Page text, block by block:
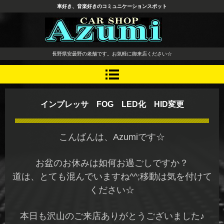
長野県 安曇野市 タイヤ ホ
イール デッドニング カーオ
ーディオ レカロシート
車好き、音楽好きのコミュニケーションスポット
長野県安曇野の老舗です。お気軽に御来店ください☆
インプレッサ FOG LED化 HID変更
こんばんは、Azumiです☆
お盆のお休みは如何お過ごしですか？
道は、とても混んでいますね^^;移動は気を付けて
ください☆
本日も沢山のご来店ありがとうございました♪